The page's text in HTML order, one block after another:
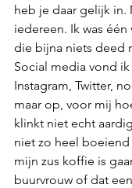
heb je daar gelijk in.
iedereen. Ik was
die bijna niets deed
Social media vond
Instagram, Twitter,
maar op, voor mij
klinkt niet echt
niet zo heel
mijn zus koffie is
buurvrouw of dat